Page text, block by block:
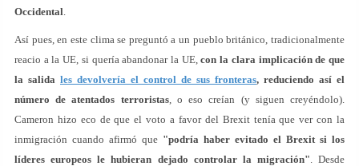
Occidental.
Así pues, en este clima se preguntó a un pueblo británico, tradicionalmente
reacio a la UE, si quería abandonar la UE,con la clara implicación de que
la salida les devolvería el control de sus fronteras, reduciendo así el
número de atentados terroristas, o eso creían (y siguen creyéndolo).
Cameron hizo eco de que el voto a favor del Brexit tenía que ver con la
inmigración cuando afirmó que "podría haber evitado el Brexit si los
líderes europeos le hubieran dejado controlar la migración". Desde